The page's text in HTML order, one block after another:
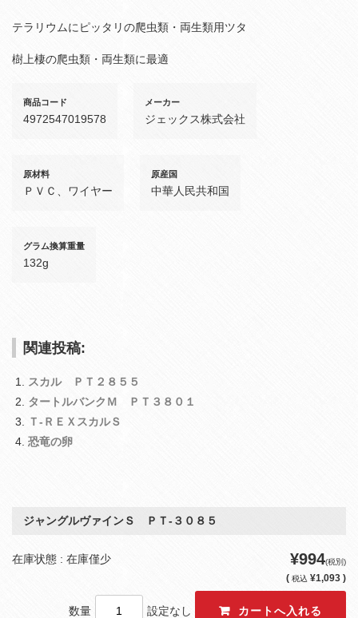
テラリウムにピッタリの爬虫類・両生類用ツタ
樹上棲の爬虫類・両生類に最適
商品コード
4972547019578
メーカー
ジェックス株式会社
原材料
ＰＶＣ、ワイヤー
原産国
中華人民共和国
グラム換算重量
132g
関連投稿:
スカル ＰＴ２８５５
タートルバンクＭ ＰＴ３８０１
Ｔ‐ＲＥＸスカルＳ
恐竜の卵
ジャングルヴァインＳ ＰＴ‐３０８５
在庫状態 : 在庫僅少 ¥994(税別)
( 税込 ¥1,093 )
数量 設定なし